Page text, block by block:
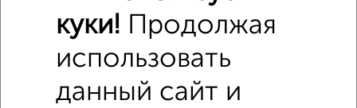
куки! Продолжая
использовать
данный сайт и